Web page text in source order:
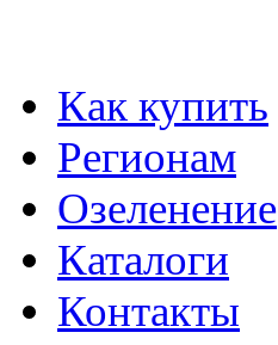
Как купить
Регионам
Озеленение
Каталоги
Контакты